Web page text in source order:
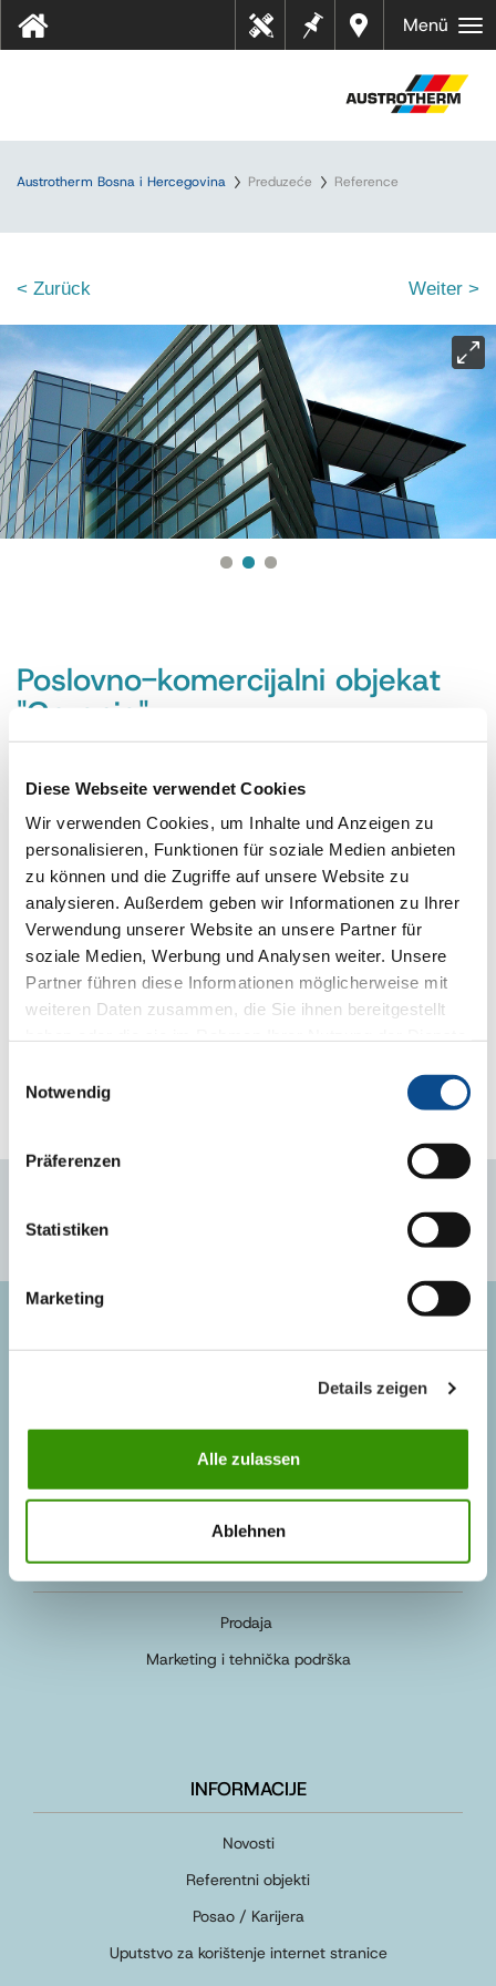
Diese Webseite verwendet Cookies
Wir verwenden Cookies, um Inhalte und Anzeigen zu
personalisieren, Funktionen für soziale Medien anbieten
zu können und die Zugriffe auf unsere Website zu
analysieren. Außerdem geben wir Informationen zu Ihrer
Verwendung unserer Website an unsere Partner für
soziale Medien, Werbung und Analysen weiter. Unsere
Partner führen diese Informationen möglicherweise mit
weiteren Daten zusammen, die Sie ihnen bereitgestellt
Notwendig
Präferenzen
Statistiken
Marketing
Details zeigen
Alle zulassen
Ablehnen
Dealer
s near
Bilješk
Tehn
ički
Menü
Austrotherm Bosna i Hercegovina Preduzeće Reference
< Zurück Weiter >
Poslovno-komercijalni objekat
"Gorenje"
Investitor:
"GORENJE-INVEST" (Beograd)
Partner:"DENEZA M INŽENJERING" (Beograd)
Termin:2008.
Austrotherm
+387 (0)54 611 058
+387 (0)54 611 058
KONTAKT OSOBE
Prodaja
Marketing i tehnička podrška
INFORMACIJE
Novosti
Referentni objekti
Posao / Karijera
Uputstvo za korištenje internet stranice